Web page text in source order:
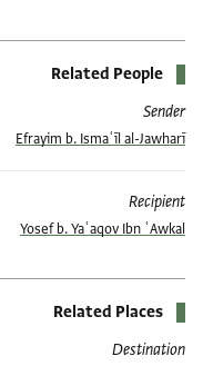
Related People
Sender
Efrayim b. Ismaʿīl al-Jawharī
Recipient
Yosef b. Yaʿaqov Ibn ʿAwkal
Related Places
Destination